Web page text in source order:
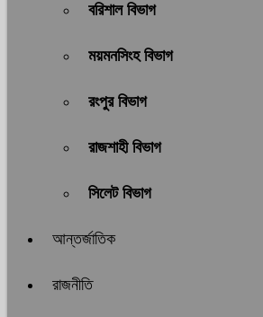
বরিশাল বিভাগ
ময়মনসিংহ বিভাগ
রংপুর বিভাগ
রাজশাহী বিভাগ
সিলেট বিভাগ
আন্তর্জাতিক
রাজনীতি